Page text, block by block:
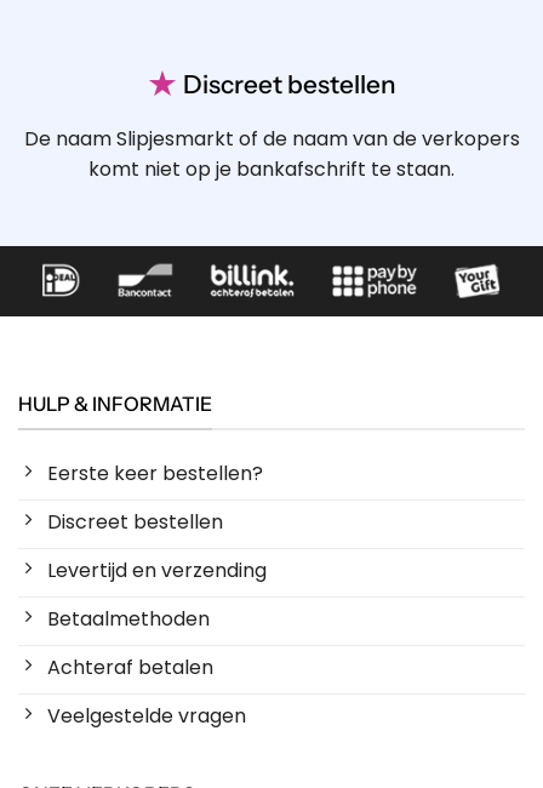
★ Discreet bestellen
De naam Slipjesmarkt of de naam van de verkopers
komt niet op je bankafschrift te staan.
HULP & INFORMATIE
Eerste keer bestellen?
Discreet bestellen
Levertijd en verzending
Betaalmethoden
Achteraf betalen
Veelgestelde vragen